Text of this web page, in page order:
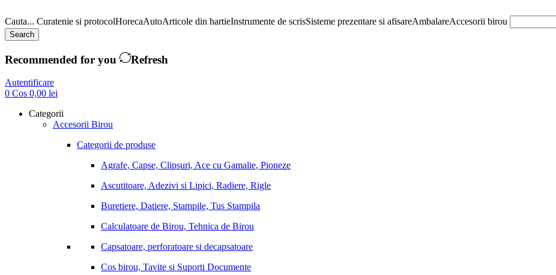
Cauta... Curatenie si protocolHorecaAutoArticole din hartieInstrumente de scrisSisteme prezentare si afisareAmbalareAccesorii birou
Search
Recommended for you Refresh
Autentificare
0 Cos 0,00 lei
Categorii
Accesorii Birou
Categorii de produse
Agrafe, Capse, Clipsuri, Ace cu Gamalie, Pioneze
Ascutitoare, Adezivi si Lipici, Radiere, Rigle
Buretiere, Datiere, Stampile, Tus Stampila
Calculatoare de Birou, Tehnica de Birou
Capsatoare, perforatoare si decapsatoare
Cos birou, Tavite si Suporti Documente